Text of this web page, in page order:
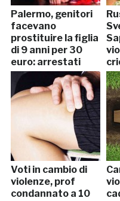
Palermo, genitori
facevano
prostituire la figlia
di 9 anni per 30
euro: arrestati
insieme a due
clienti
Voti in cambio di
violenze, prof
condannato a 10